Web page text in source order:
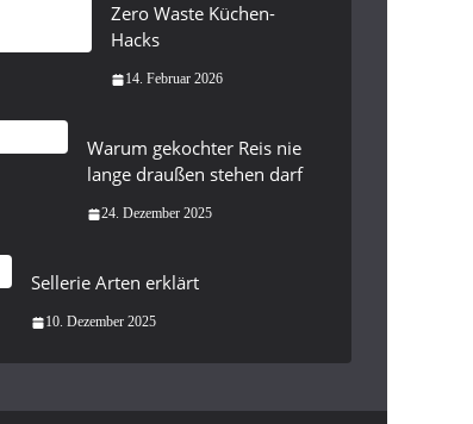
Zero Waste Küchen-
Hacks
14. Februar 2026
Warum gekochter Reis nie
lange draußen stehen darf
24. Dezember 2025
Sellerie Arten erklärt
10. Dezember 2025